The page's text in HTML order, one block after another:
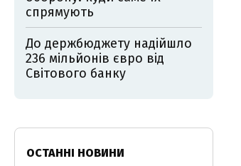
спрямують
До держбюджету надійшло
236 мільйонів євро від
Світового банку
ОСТАННІ НОВИНИ